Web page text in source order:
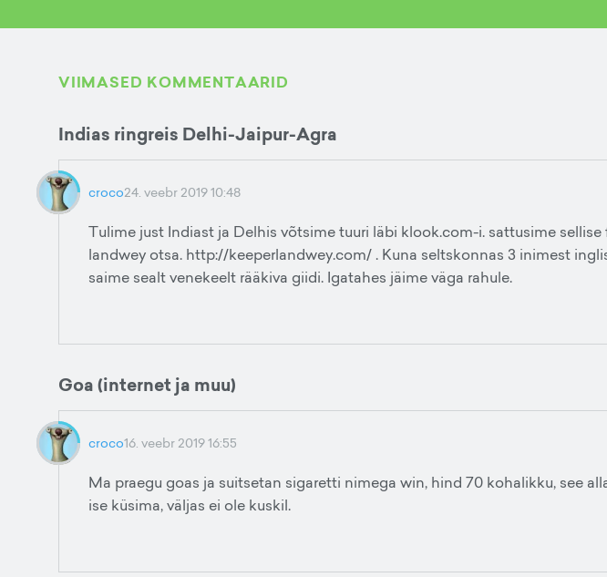
VIIMASED KOMMENTAARID
Indias ringreis Delhi-Jaipur-Agra
croco24. veebr 2019 10:48
Tulime just Indiast ja Delhis võtsime tuuri läbi klook.com-i. sattusime sellise
landwey otsa. http://keeperlandwey.com/ . Kuna seltskonnas 3 inimest
saime sealt venekeelt rääkiva giidi. Igatahes jäime väga rahule.
Goa (internet ja muu)
croco16. veebr 2019 16:55
Ma praegu goas ja suitsetan sigaretti nimega win, hind 70 kohalikku, see
ise küsima, väljas ei ole kuskil.